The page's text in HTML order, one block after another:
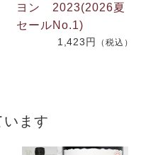
ヨン 2023(2026夏
セールNo.1)
1,423円 （税込）
ます